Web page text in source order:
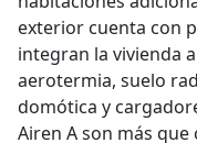
exterior cuenta con
integran la vivienda
aerotermia, suelo
domótica y
Airen A son más